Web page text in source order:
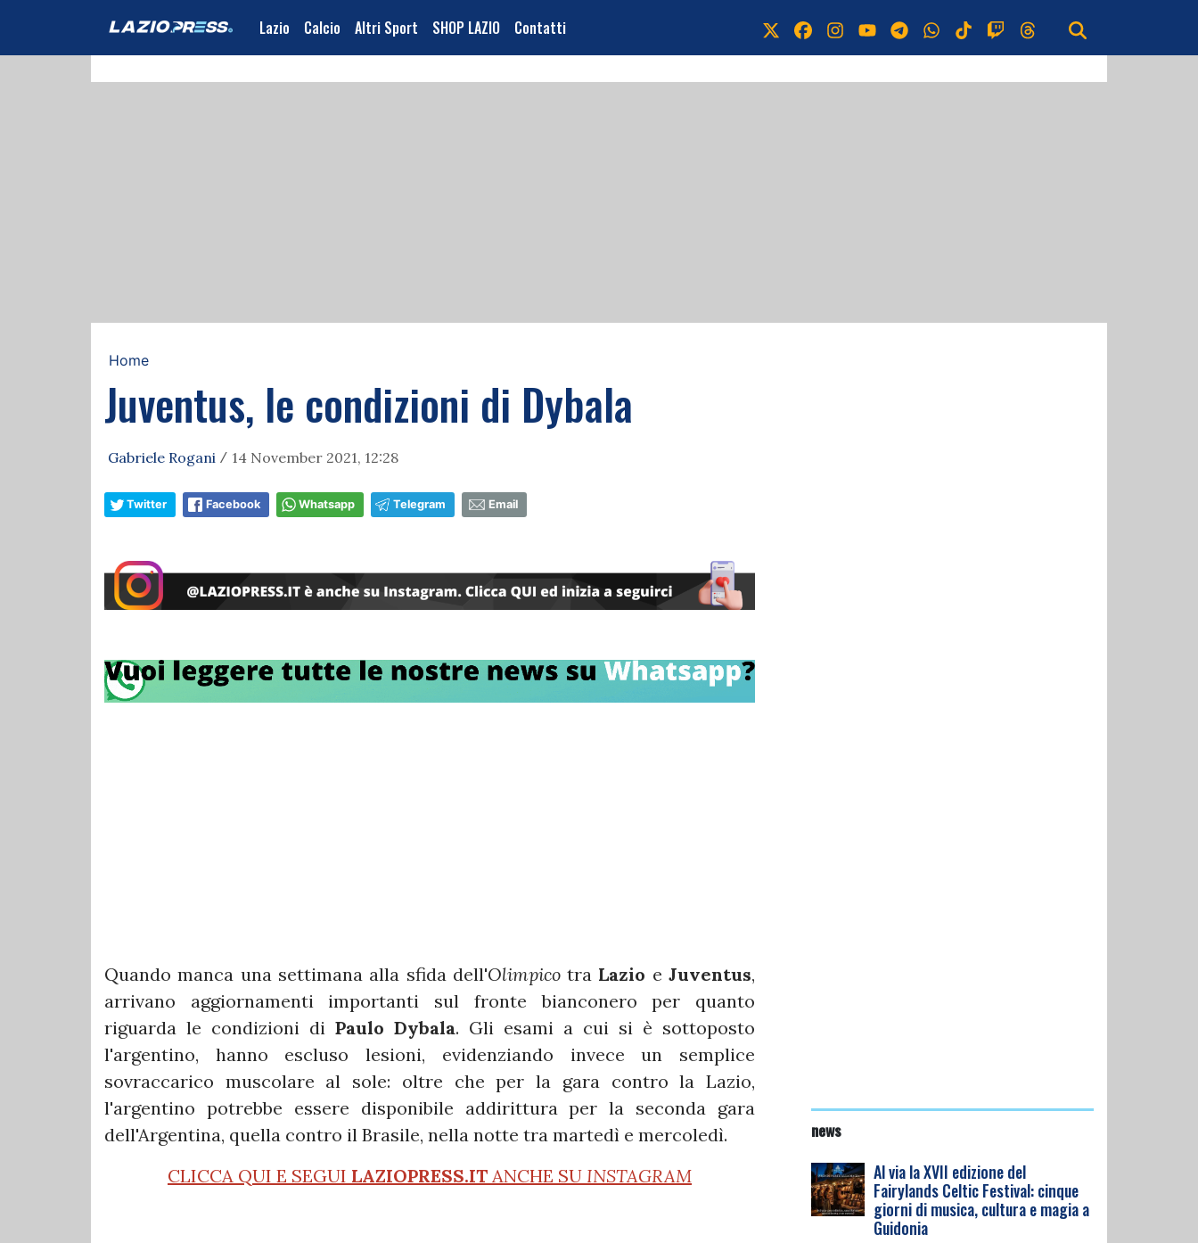
Lazio Calcio Altri Sport SHOP LAZIO Contatti
Home
Juventus, le condizioni di Dybala
Gabriele Rogani / 14 November 2021, 12:28
Twitter Facebook Whatsapp Telegram Email
Quando manca una settimana alla sfida dell'Olimpicotra Lazio eJuventus,
arrivano aggiornamenti importanti sul fronte bianconero per quanto
riguarda le condizioni di Paulo Dybala. Gli esami a cui si è sottoposto
l'argentino, hanno escluso lesioni, evidenziando invece un semplice
sovraccarico muscolare al sole: oltre che per la gara contro la Lazio,
l'argentino potrebbe essere disponibile addirittura per la seconda gara
dell'Argentina, quella contro il Brasile, nella notte tra martedì e mercoledì.
CLICCA QUI E SEGUI LAZIOPRESS.IT ANCHE SU INSTAGRAM
news
Al via la XVII edizione del
Fairylands Celtic Festival: cinque
giorni di musica, cultura e magia a
Guidonia